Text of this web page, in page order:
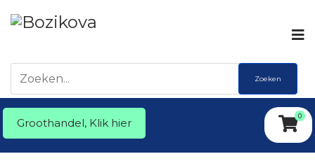
Zoeken
Groothandel, Klik hier
0